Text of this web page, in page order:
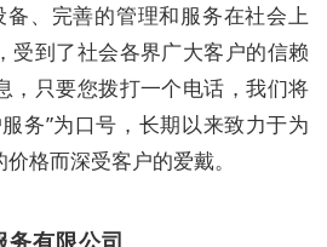
、完善的管理和服务在社会上
受到了社会各界广大客户的信赖
，只要您拨打一个电话，我们将
务”为口号，长期以来致力于为
格而深受客户的爱戴。